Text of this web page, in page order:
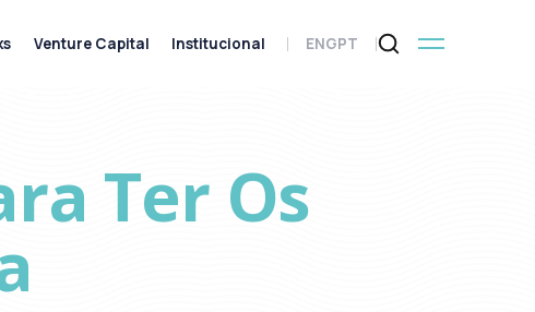
Ter Os
Venture Capital Institucional ENGPT